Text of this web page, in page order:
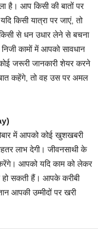
है। आप किसी की बातों पर
किसी यात्रा पर जाएं, तो
से धन उधार लेने से बचना
कामों में आपको सावधान
जरूरी जानकारी शेयर करने
कहेंगे, तो वह उस पर अमल
में आपको कोई खुशखबरी
लाभ देगी। जीवनसाथी के
आपको यदि काम को लेकर
हो सकती हैं। आपके करीबी
आपकी उम्मीदों पर खरी